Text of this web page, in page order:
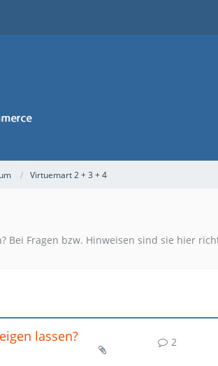
Virtuemart 2 + 3 + 4
Bei Fragen bzw. Hinweisen sind sie hier
lassen? 2